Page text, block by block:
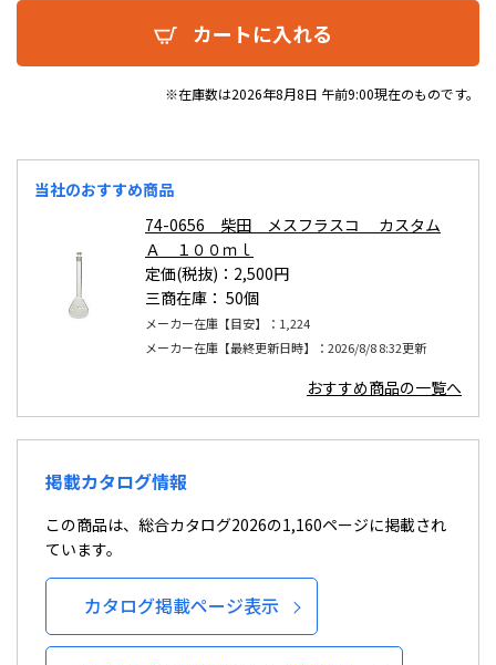
カートに入れる
※在庫数は2026年8月8日 午前9:00現在のものです。
当社のおすすめ商品
74-0656 柴田 メスフラスコ カスタム
Ａ １００ｍｌ
定価(税抜)：2,500円
三商在庫： 50個
メーカー在庫【目安】：1,224
メーカー在庫【最終更新日時】：2026/8/8 8:32更新
おすすめ商品の一覧へ
掲載カタログ情報
この商品は、総合カタログ2026の1,160ページに掲載され
ています。
カタログ掲載ページ表示